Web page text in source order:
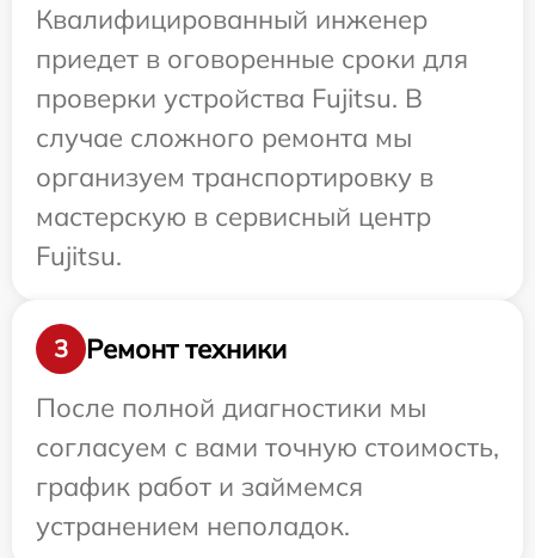
Квалифицированный инженер
приедет в оговоренные сроки для
проверки устройства Fujitsu. В
случае сложного ремонта мы
организуем транспортировку в
мастерскую в сервисный центр
Fujitsu.
3
Ремонт техники
После полной диагностики мы
согласуем с вами точную стоимость,
график работ и займемся
устранением неполадок.